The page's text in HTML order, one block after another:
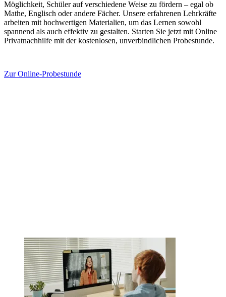
Möglichkeit, Schüler auf verschiedene Weise zu fördern – egal ob
Mathe, Englisch oder andere Fächer. Unsere erfahrenen Lehrkräfte
arbeiten mit hochwertigen Materialien, um das Lernen sowohl
spannend als auch effektiv zu gestalten. Starten Sie jetzt mit Online
Privatnachhilfe mit der kostenlosen, unverbindlichen Probestunde.
Zur Online-Probestunde